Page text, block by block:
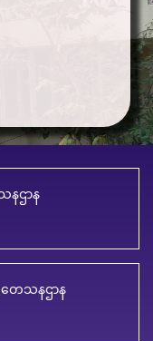
နဌာန
ေသနဌာန